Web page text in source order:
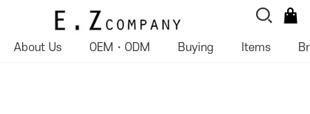
About Us OEM・ODM Buying Items